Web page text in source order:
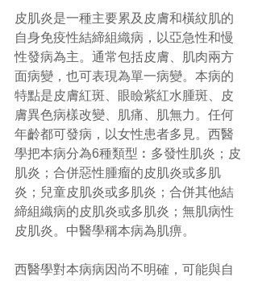
皮肌炎是一種主要累及皮膚和橫紋肌的
自身免疫性結締組織病，以亞急性和慢
性發病為主。通常包括皮膚、肌肉兩方
面病變，也可表現為單一病變。本病的
特點是皮膚紅斑、眼瞼紫紅水腫斑、皮
膚異色病樣改變、肌痛、肌無力。任何
年齡都可發病，以女性患者多見。西醫
學把本病分為6種類型︰多發性肌炎；皮
肌炎；合併惡性腫瘤的皮肌炎或多肌
炎；兒童皮肌炎或多肌炎；合併其他結
締組織病的皮肌炎或多肌炎；無肌病性
皮肌炎。中醫學稱本病為肌痹。
西醫學對本病病因尚不明確，可能與自